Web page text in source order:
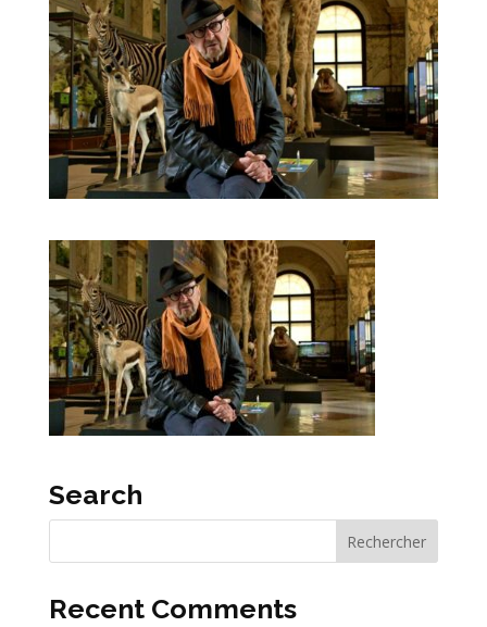
Search
Recent Comments